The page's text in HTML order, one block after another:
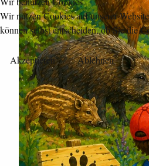
Wir nutzen Cookies auf unserer
können selbst entscheiden, ob Sie die
Akzeptieren Ablehnen